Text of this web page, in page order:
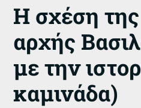
Η σχέση
αρχής
με την
καμινάδα)